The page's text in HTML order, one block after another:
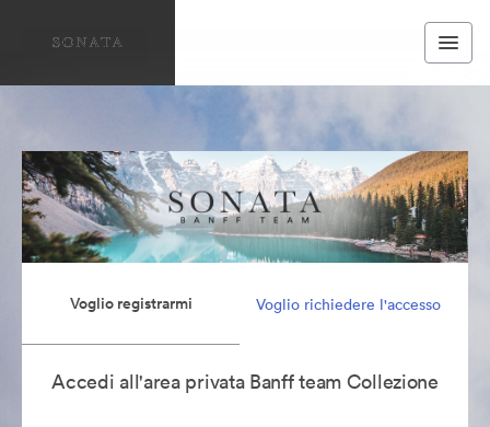
Voglio registrarmi Voglio richiedere l'accesso
Accedi all'area privata Banff team Collezione